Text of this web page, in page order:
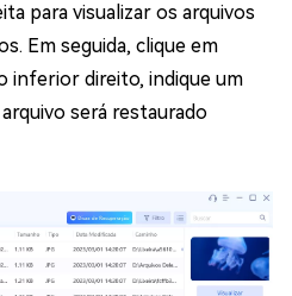
para visualizar os arquivos
Em seguida, clique em
inferior direito, indique um
será restaurado